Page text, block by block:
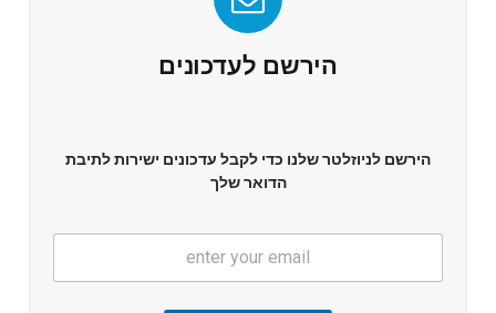
הירשם לעדכונים
הירשם לניוזלטר שלנו כדי לקבל עדכונים ישירות לתיבת
הדואר שלך